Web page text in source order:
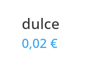
dulce
0,02 €